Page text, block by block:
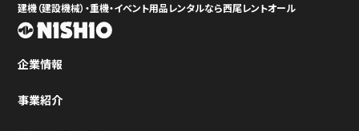
建機（建設機械）・重機・イベント用品レンタルなら西尾レントオール
企業情報
事業紹介